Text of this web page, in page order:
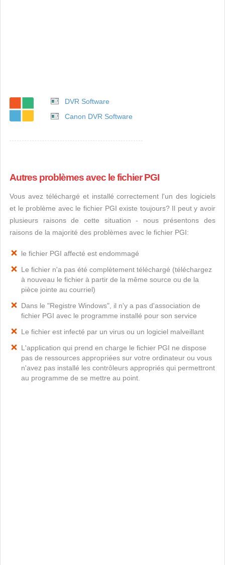
DVR Software
Canon DVR Software
Autres problèmes avec le fichier PGI
Vous avez téléchargé et installé correctement l'un des logiciels
et le problème avec le fichier PGI existe toujours? Il peut y avoir
plusieurs raisons de cette situation - nous présentons des
raisons de la majorité des problèmes avec le fichier PGI:
le fichier PGI affecté est endommagé
Le fichier n'a pas été complètement téléchargé (téléchargez
à nouveau le fichier à partir de la même source ou de la
pièce jointe au courriel)
Dans le "Registre Windows", il n'y a pas d'association de
fichier PGI avec le programme installé pour son service
Le fichier est infecté par un virus ou un logiciel malveillant
L'application qui prend en charge le fichier PGI ne dispose
pas de ressources appropriées sur votre ordinateur ou vous
n'avez pas installé les contrôleurs appropriés qui permettront
au programme de se mettre au point.